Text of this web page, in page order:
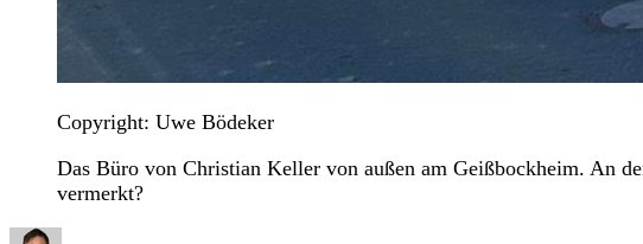
Copyright: Uwe Bödeker
Das Büro von Christian Keller von außen am Geißbockheim. An
vermerkt?